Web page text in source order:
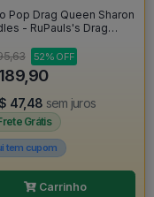
Pop Drag Queen Sharon
- RuPauls's Drag
52% OFF
47,48 sem juros
Grátis
tem cupom
Carrinho